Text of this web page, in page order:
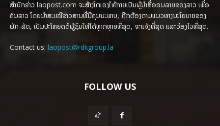
ສຳນັກຂ່າວ laopost.com ຈະສ້າງໂຕເອງໃຫ້ກາຍເປັນຜູ້ນຳສື່ອອນລາຍຂອງລາວ ເພື່ອ
ຄົນລາວ ໂດຍນຳສະເໜີຂ່າວສານທີ່ມີຄຸນນະພາບ, ຖືກຕ້ອງຕາມແນວທາງນະໂຍບາຍຂອງ
ພັກ-ລັດ, ເປັນປະໂຫຍດຕໍ່ຜູ້ຊົມໃຫ້ໄດ້ຫຼາກຫຼາຍທີ່ສຸດ, ຈະແຈ້ງທີ່ສຸດ ແລະວ່ອງໄວທີ່ສຸດ.
Contact us: laopost@rdkgroup.la
FOLLOW US